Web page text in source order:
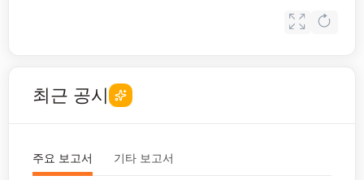
최근 공시
주요 보고서 기타 보고서